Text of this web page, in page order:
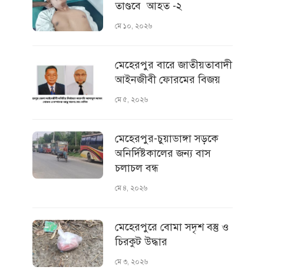
তাণ্ডবে আহত -২
মে ১০, ২০২৬
মেহেরপুর বারে জাতীয়তাবাদী
আইনজীবী ফোরমের বিজয়
মে ৫, ২০২৬
মেহেরপুর-চুয়াডাঙ্গা সড়কে
অনির্দিষ্টকালের জন্য বাস
চলাচল বন্ধ
মে ৪, ২০২৬
মেহেরপুরে বোমা সদৃশ বস্তু ও
চিরকুট উদ্ধার
মে ৩, ২০২৬